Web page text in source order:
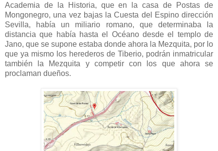
Academia de la Historia, que en la casa de Postas de
Mongonegro, una vez bajas la Cuesta del Espino dirección
Sevilla, había un miliario romano, que determinaba la
distancia que había hasta el Océano desde el templo de
Jano, que se supone estaba donde ahora la Mezquita, por lo
que ya mismo los herederos de Tiberio, podrán inmatricular
también la Mezquita y competir con los que ahora se
proclaman dueños.